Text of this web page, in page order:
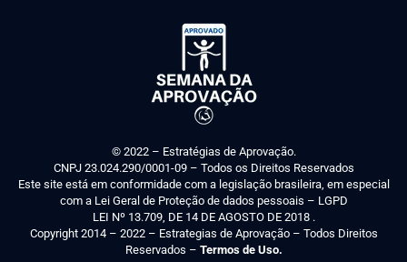
© 2022 – Estratégias de Aprovação.
CNPJ 23.024.290/0001-09 – Todos os Direitos Reservados
Este site está em conformidade com a legislação brasileira, em especial
com a Lei Geral de Proteção de dados pessoais – LGPD
LEI Nº 13.709, DE 14 DE AGOSTO DE 2018 .
Copyright 2014 – 2022 – Estrategias de Aprovação – Todos Direitos
Reservados – Termos de Uso.